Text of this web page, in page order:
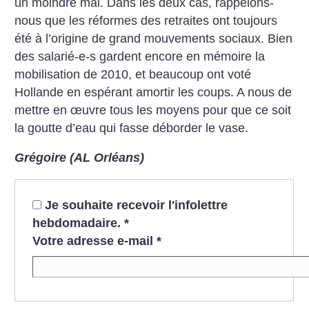
nous que les réformes des retraites ont toujours
été à l’origine de grand mouvements sociaux. Bien
des salarié-e-s gardent encore en mémoire la
mobilisation de 2010, et beaucoup ont voté
Hollande en espérant amortir les coups. A nous de
mettre en œuvre tous les moyens pour que ce soit
la goutte d’eau qui fasse déborder le vase.
Grégoire (AL Orléans)
Je souhaite recevoir l'infolettre
hebdomadaire. *
Votre adresse e-mail *